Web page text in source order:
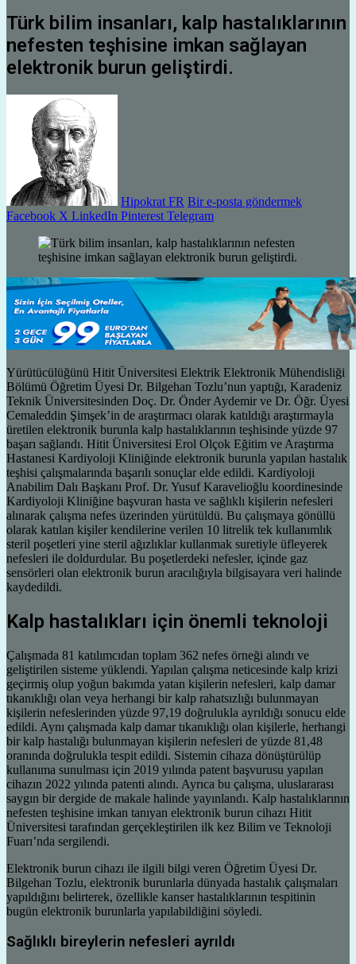
Türk bilim insanları, kalp hastalıklarının
nefesten teşhisine imkan sağlayan
elektronik burun geliştirdi.
Hipokrat FR Bir e-posta göndermek
Facebook X LinkedIn Pinterest Telegram
Yürütücülüğünü Hitit Üniversitesi Elektrik Elektronik Mühendisliği
Bölümü Öğretim Üyesi Dr. Bilgehan Tozlu’nun yaptığı, Karadeniz
Teknik Üniversitesinden Doç. Dr. Önder Aydemir ve Dr. Öğr. Üyesi
Cemaleddin Şimşek’in de araştırmacı olarak katıldığı araştırmayla
üretilen elektronik burunla kalp hastalıklarının teşhisinde yüzde 97
başarı sağlandı. Hitit Üniversitesi Erol Olçok Eğitim ve Araştırma
Hastanesi Kardiyoloji Kliniğinde elektronik burunla yapılan hastalık
teşhisi çalışmalarında başarılı sonuçlar elde edildi. Kardiyoloji
Anabilim Dalı Başkanı Prof. Dr. Yusuf Karavelioğlu koordinesinde
Kardiyoloji Kliniğine başvuran hasta ve sağlıklı kişilerin nefesleri
alınarak çalışma nefes üzerinden yürütüldü. Bu çalışmaya gönüllü
olarak katılan kişiler kendilerine verilen 10 litrelik tek kullanımlık
steril poşetleri yine steril ağızlıklar kullanmak suretiyle üfleyerek
nefesleri ile doldurdular. Bu poşetlerdeki nefesler, içinde gaz
sensörleri olan elektronik burun aracılığıyla bilgisayara veri halinde
kaydedildi.
Kalp hastalıkları için önemli teknoloji
Çalışmada 81 katılımcıdan toplam 362 nefes örneği alındı ve
geliştirilen sisteme yüklendi. Yapılan çalışma neticesinde kalp krizi
geçirmiş olup yoğun bakımda yatan kişilerin nefesleri, kalp damar
tıkanıklığı olan veya herhangi bir kalp rahatsızlığı bulunmayan
kişilerin nefeslerinden yüzde 97,19 doğrulukla ayrıldığı sonucu elde
edildi. Aynı çalışmada kalp damar tıkanıklığı olan kişilerle, herhangi
bir kalp hastalığı bulunmayan kişilerin nefesleri de yüzde 81,48
oranında doğrulukla tespit edildi. Sistemin cihaza dönüştürülüp
kullanıma sunulması için 2019 yılında patent başvurusu yapılan
cihazın 2022 yılında patenti alındı. Ayrıca bu çalışma, uluslararası
saygın bir dergide de makale halinde yayınlandı. Kalp hastalıklarının
nefesten teşhisine imkan tanıyan elektronik burun cihazı Hitit
Üniversitesi tarafından gerçekleştirilen ilk kez Bilim ve Teknoloji
Fuarı’nda sergilendi.
Elektronik burun cihazı ile ilgili bilgi veren Öğretim Üyesi Dr.
Bilgehan Tozlu, elektronik burunlarla dünyada hastalık çalışmaları
yapıldığını belirterek, özellikle kanser hastalıklarının tespitinin
bugün elektronik burunlarla yapılabildiğini söyledi.
Sağlıklı bireylerin nefesleri ayrıldı